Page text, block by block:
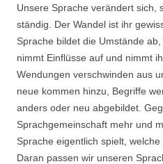
Unsere Sprache verändert sich,
ständig. Der Wandel ist ihr
Sprache bildet die Umstände
nimmt Einflüsse auf und nimmt
Wendungen verschwinden aus
neue kommen hinzu, Begriffe
anders oder neu abgebildet.
Sprachgemeinschaft mehr und
Sprache eigentlich spielt,
Daran passen wir unseren